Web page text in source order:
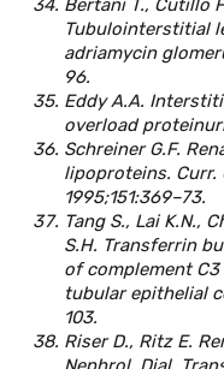
Bertani T., Cutillo
Tubulointerstitial
adriamycin
96.
Eddy A.A.
overload
Schreiner G.F.
lipoproteins. Curr.
1995;151:369–73.
Tang S., Lai K.N.,
S.H. Transferrin
of complement
tubular epithelial
103.
Riser D., Ritz E.